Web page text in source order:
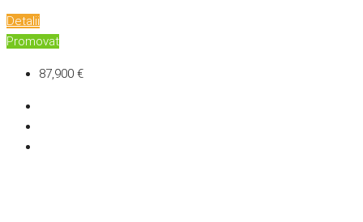
Detalii
Promovat
87,900 €